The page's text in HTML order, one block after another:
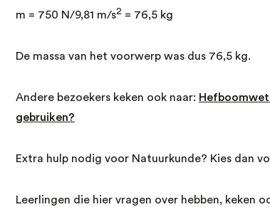
m = 750 N/9,81 m/s2 = 76,5 kg
De massa van het voorwerp was dus 76,5 kg.
Andere bezoekers keken ook naar:
gebruiken?
Extra hulp nodig voor Natuurkunde? Kies dan
Leerlingen die hier vragen over hebben, keken